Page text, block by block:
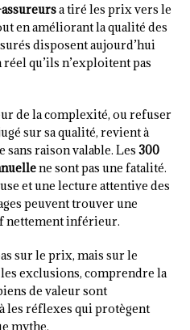
a tiré les prix vers le
en améliorant la qualité des
disposent aujourd’hui
qu’ils n’exploitent pas
de la complexité, ou refuser
sur sa qualité, revient à
sans raison valable. Les 300
ne sont pas une fatalité.
et une lecture attentive des
peuvent trouver une
nettement inférieur.
sur le prix, mais sur le
exclusions, comprendre la
de valeur sont
les réflexes qui protègent
mythe.